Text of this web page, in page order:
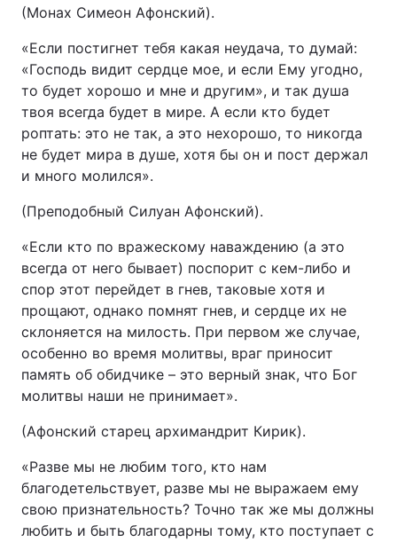
(Монах Симеон Афонский).
«Если постигнет тебя какая неудача, то думай:
«Господь видит сердце мое, и если Ему угодно,
то будет хорошо и мне и другим», и так душа
твоя всегда будет в мире. А если кто будет
роптать: это не так, а это нехорошо, то никогда
не будет мира в душе, хотя бы он и пост держал
и много молился».
(Преподобный Силуан Афонский).
«Если кто по вражескому наваждению (а это
всегда от него бывает) поспорит с кем-либо и
спор этот перейдет в гнев, таковые хотя и
прощают, однако помнят гнев, и сердце их не
склоняется на милость. При первом же случае,
особенно во время молитвы, враг приносит
память об обидчике – это верный знак, что Бог
молитвы наши не принимает».
(Афонский старец архимандрит Кирик).
«Разве мы не любим того, кто нам
благодетельствует, разве мы не выражаем ему
свою признательность? Точно так же мы должны
любить и быть благодарны тому, кто поступает с